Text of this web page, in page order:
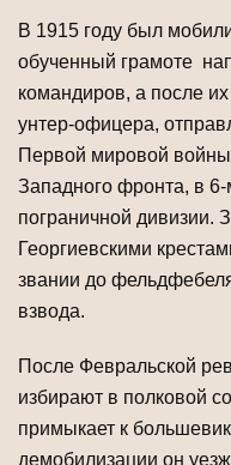
В 1915 году был
обученный грамоте
командиров, а после
унтер-офицера,
Первой мировой
Западного фронта, в
пограничной дивизии.
Георгиевскими
звании до
взвода.
После Февральской
избирают в полковой
примыкает к
демобилизации он